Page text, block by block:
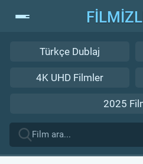
Türkçe Dublaj
4K UHD Filmler
2025